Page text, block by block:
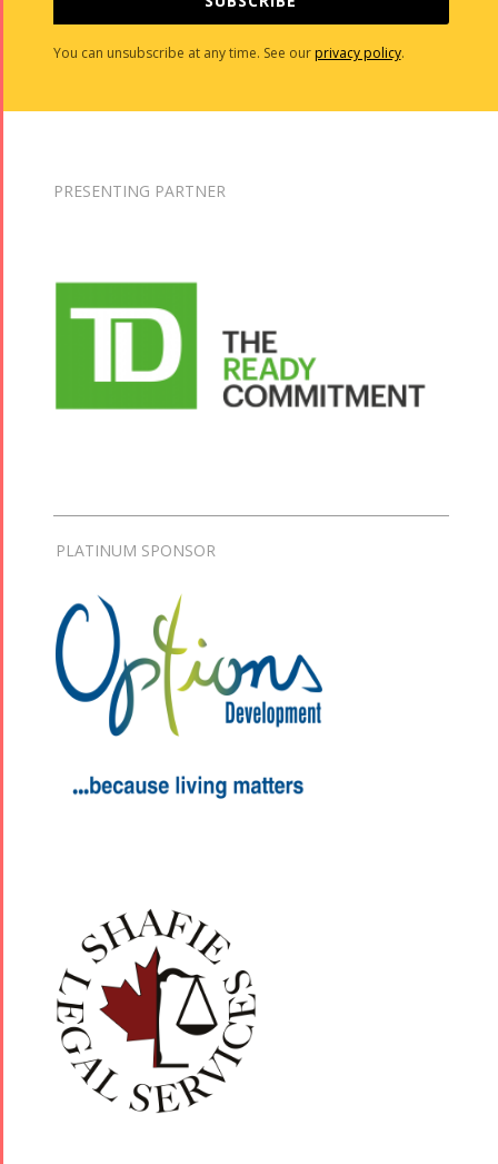
You can unsubscribe at any time. See ourprivacy policy.
PRESENTING PARTNER
PLATINUM SPONSOR